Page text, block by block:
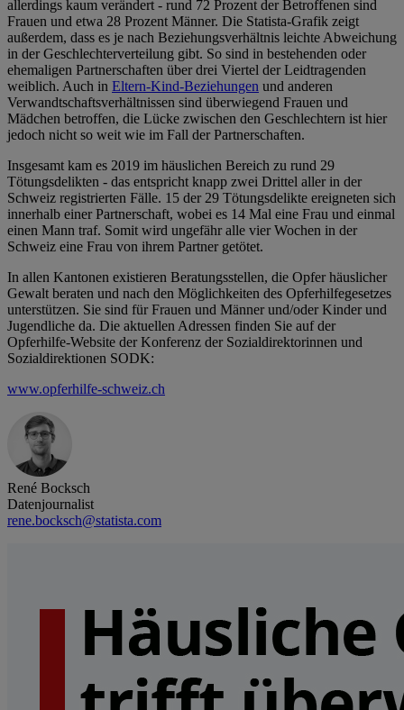
allerdings kaum verändert - rund 72 Prozent der Betroffenen sind
Frauen und etwa 28 Prozent Männer. Die Statista-Grafik zeigt
außerdem, dass es je nach Beziehungsverhältnis leichte Abweichung
in der Geschlechterverteilung gibt. So sind in bestehenden oder
ehemaligen Partnerschaften über drei Viertel der Leidtragenden
weiblich. Auch in Eltern-Kind-Beziehungen und anderen
Verwandtschaftsverhältnissen sind überwiegend Frauen und
Mädchen betroffen, die Lücke zwischen den Geschlechtern ist hier
jedoch nicht so weit wie im Fall der Partnerschaften.
Insgesamt kam es 2019 im häuslichen Bereich zu rund 29
Tötungsdelikten - das entspricht knapp zwei Drittel aller in der
Schweiz registrierten Fälle. 15 der 29 Tötungsdelikte ereigneten sich
innerhalb einer Partnerschaft, wobei es 14 Mal eine Frau und einmal
einen Mann traf. Somit wird ungefähr alle vier Wochen in der
Schweiz eine Frau von ihrem Partner getötet.
In allen Kantonen existieren Beratungsstellen, die Opfer häuslicher
Gewalt beraten und nach den Möglichkeiten des Opferhilfegesetzes
unterstützen. Sie sind für Frauen und Männer und/oder Kinder und
Jugendliche da. Die aktuellen Adressen finden Sie auf der
Opferhilfe-Website der Konferenz der Sozialdirektorinnen und
Sozialdirektionen SODK:
www.opferhilfe-schweiz.ch
René Bocksch
Datenjournalist
rene.bocksch@statista.com